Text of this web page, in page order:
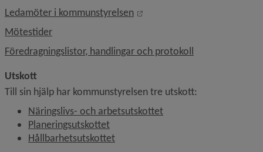
Ledamöter i kommunstyrelsen
Länk till annan webbplats,
Mötestider
Föredragningslistor, handlingar och protokoll
Utskott
Till sin hjälp har kommunstyrelsen tre utskott:
Näringslivs- och arbetsutskottet
Planeringsutskottet
Hållbarhets­utskottet